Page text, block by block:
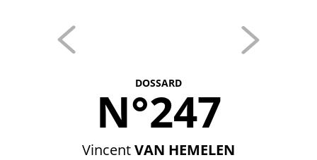
DOSSARD
N°247
VincentVAN HEMELEN